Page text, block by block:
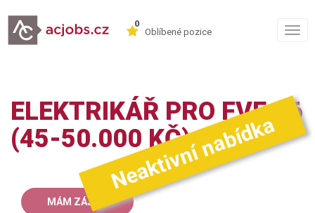
0
Oblíbené pozice
ELEKTRIKÁŘ PRO FVE §6
(45-50.000 KČ)Neaktivní nabídka
MÁM ZÁJEM